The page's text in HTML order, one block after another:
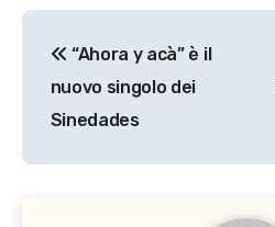
articoli
“Ahora y acà” è il
nuovo singolo dei
Sinedades